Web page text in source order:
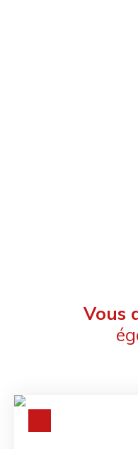
Vous